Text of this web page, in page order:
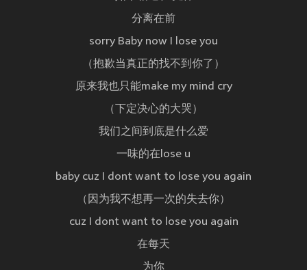
分离在前
sorry Baby now I lose you
（抱歉当真正的找不到你了）
原来我也只能make my mind cry
（下定决心的大哭）
我们之间到底是什么爱
一味的在lose u
baby cuz I dont want to lose you again
（因为我不想再一次的失去你）
cuz I dont want to lose you again
在每天
为你